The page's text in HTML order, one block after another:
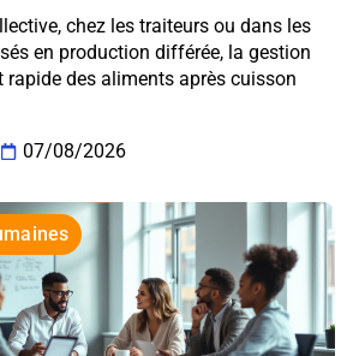
chez les traiteurs ou dans les
en production différée, la gestion
des aliments après cuisson
07/08/2026